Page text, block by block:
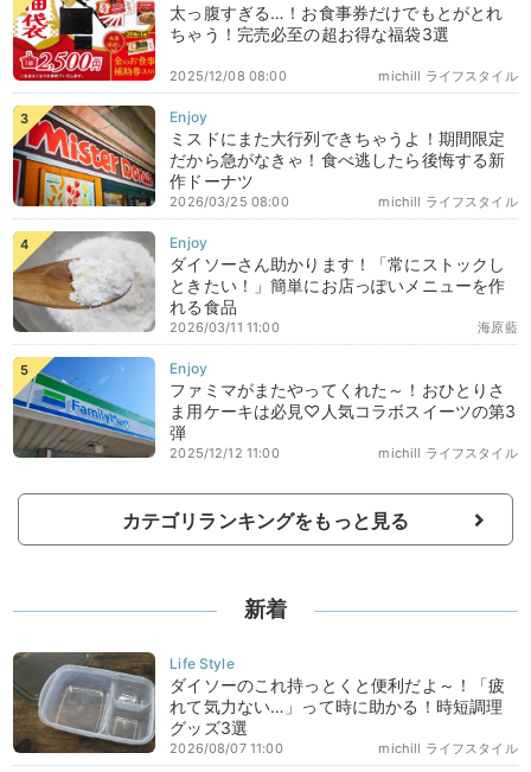
太っ腹すぎる…！お食事券だけでもとがとれ
ちゃう！完売必至の超お得な福袋3選
michill ライフスタイル
2025/12/08 08:00
ミスドにまた大行列できちゃうよ！期間限定
だから急がなきゃ！食べ逃したら後悔する新
作ドーナツ
michill ライフスタイル
2026/03/25 08:00
ダイソーさん助かります！「常にストックし
ときたい！」簡単にお店っぽいメニューを作
れる食品
海原藍
2026/03/11 11:00
ファミマがまたやってくれた～！おひとりさ
ま用ケーキは必見♡人気コラボスイーツの第3
弾
michill ライフスタイル
2025/12/12 11:00
カテゴリランキングをもっと見る
新着
ダイソーのこれ持っとくと便利だよ～！「疲
れて気力ない…」って時に助かる！時短調理
グッズ3選
michill ライフスタイル
2026/08/07 11:00